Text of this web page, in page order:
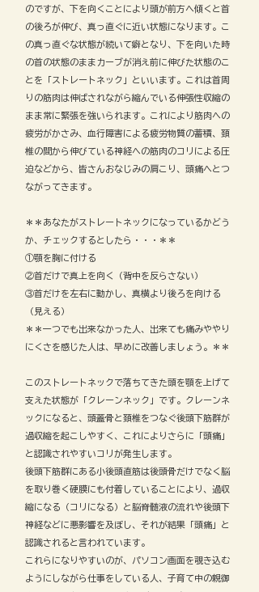
のですが、下を向くことにより頭が前方へ傾くと首
の後ろが伸び、真っ直ぐに近い状態になります。こ
の真っ直ぐな状態が続いて癖となり、下を向いた時
の首の状態のままカーブが消え前に伸びた状態のこ
とを「ストレートネック」といいます。これは首周
りの筋肉は伸ばされながら縮んでいる伸張性収縮の
まま常に緊張を強いられます。これにより筋肉への
疲労がかさみ、血行障害による疲労物質の蓄積、頚
椎の間から伸びている神経への筋肉のコリによる圧
迫などから、皆さんおなじみの肩こり、頭痛へとつ
ながってきます。
＊＊あなたがストレートネックになっているかどう
か、チェックするとしたら・・・＊＊
①顎を胸に付ける
②首だけで真上を向く（背中を反らさない）
③首だけを左右に動かし、真横より後ろを向ける
（見える）
＊＊一つでも出来なかった人、出来ても痛みややり
にくさを感じた人は、早めに改善しましょう。＊＊
このストレートネックで落ちてきた頭を顎を上げて
支えた状態が「クレーンネック」です。クレーンネ
ックになると、頭蓋骨と頚椎をつなぐ後頭下筋群が
過収縮を起こしやすく、これによりさらに「頭痛」
と認識されやすいコリが発生します。
後頭下筋群にある小後頭直筋は後頭骨だけでなく脳
を取り巻く硬膜にも付着していることにより、過収
縮になる（コリになる）と脳脊髄液の流れや後頭下
神経などに悪影響を及ぼし、それが結果「頭痛」と
認識されると言われています。
これらになりやすいのが、パソコン画面を覗き込む
ようにしながら仕事をしている人、子育て中の親御